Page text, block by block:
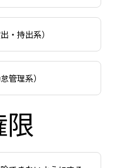
・持出系）
管理系）